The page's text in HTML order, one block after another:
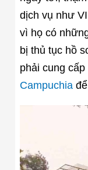
dịch vụ như
vì họ có
bị thủ tục hồ
phải cung
Campuchiađể